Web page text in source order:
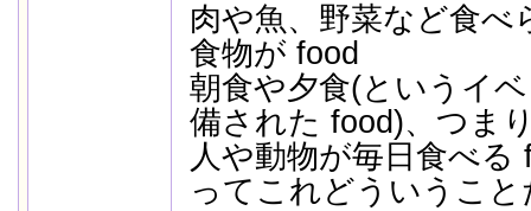
肉や魚、野菜など食
食物が food
朝食や夕食(というイ
備された food)、つま
人や動物が毎日食べる
ってこれどういうこと